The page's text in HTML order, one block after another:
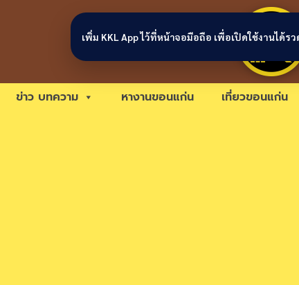
ข่าว บทความ หางานขอนแก่น เที่ยวขอนแก่น
เพิ่ม KKL App ไว้ที่หน้าจอมือถือ เพื่อเปิดใช้งานได้ร